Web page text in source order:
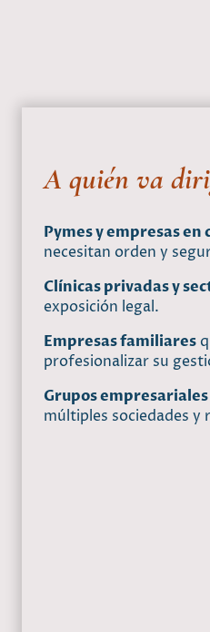
A quién va
Pymes y empresas
necesitan orden y
Clínicas privadas y
exposición legal.
Empresas familiares
profesionalizar su
Grupos
múltiples sociedades y